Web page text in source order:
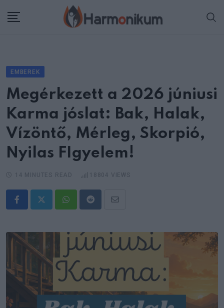
EMBEREK
Megérkezett a 2026 júniusi
Karma jóslat: Bak, Halak,
Vízöntő, Mérleg, Skorpió,
Nyilas FIgyelem!
WhatsappRedditShare
Email